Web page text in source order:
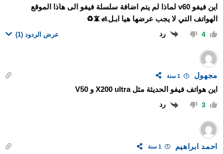
اين فيفو v60 لماذا لم يتم اضافة سلسلة فيفو الى هاذا الموقع
الهواتف التي لا يجب عرضها هيا ابـل🚮📵♻️
4 رد عرض الردود (1)
مجهول 1 سنة
اين هواتف فيفو الحديثة مثل X200 ultra و V50
3 رد
احمد ابراهيم 1 سنة